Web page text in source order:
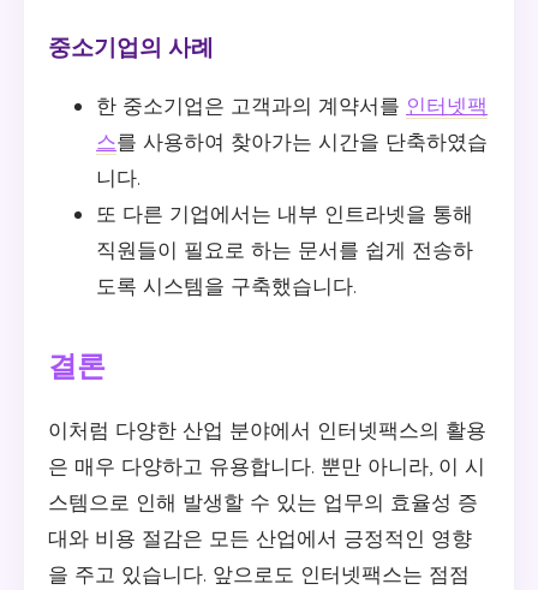
중소기업의 사례
한 중소기업은 고객과의 계약서를 인터넷팩
스를 사용하여 찾아가는 시간을 단축하였습
니다.
또 다른 기업에서는 내부 인트라넷을 통해
직원들이 필요로 하는 문서를 쉽게 전송하
도록 시스템을 구축했습니다.
결론
이처럼 다양한 산업 분야에서 인터넷팩스의 활용
은 매우 다양하고 유용합니다. 뿐만 아니라, 이 시
스템으로 인해 발생할 수 있는 업무의 효율성 증
대와 비용 절감은 모든 산업에서 긍정적인 영향
을 주고 있습니다. 앞으로도 인터넷팩스는 점점